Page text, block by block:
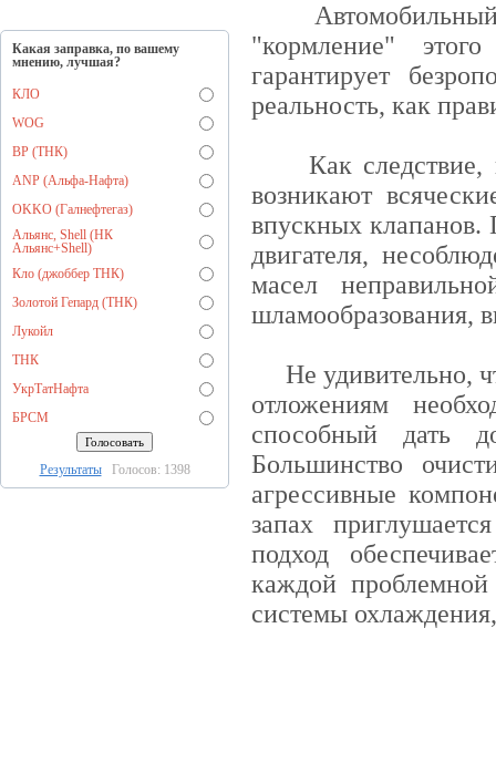
Какая заправка, по вашему
мнению, лучшая?
КЛО
WOG
BP (ТНК)
ANP (Альфа-Нафта)
OKKO (Галнефтегаз)
Альянс, Shell (НК
Альянс+Shell)
Кло (джоббер ТНК)
Золотой Гепард (ТНК)
Лукойл
ТНК
УкрТатНафта
БРСМ
РезультатыГолосов: 1398
Автомобильный
"кормление"
гарантирует
реальность, как
Как следствие, в
возникают
впускных клапанов.
двигателя,
масел
шламообразования,
Не удивительно,
отложениям
способный дать
Большинство
агрессивные
запах
подход
каждой
системы